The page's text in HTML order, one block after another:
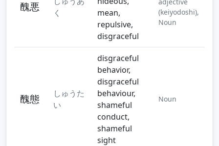
醜悪
く
mean,
repulsive,
disgraceful
(keiyodoshi),
Noun
醜態
しゅうた
い
disgraceful
behavior,
disgraceful
behaviour,
shameful
conduct,
shameful
sight
Noun